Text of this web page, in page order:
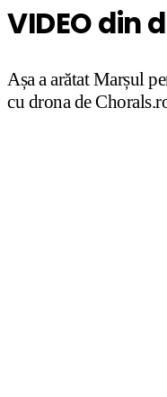
VIDEO din
Așa a arătat Marșul
cu drona de